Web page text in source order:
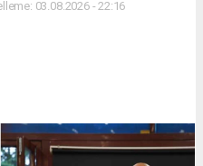
03.08.2026 - 22:16